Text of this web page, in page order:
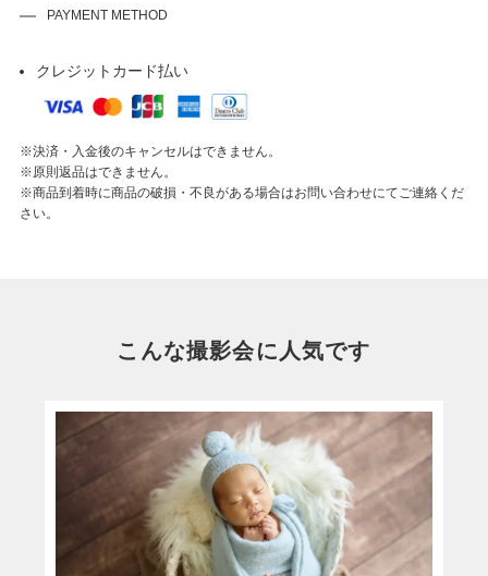
PAYMENT METHOD
クレジットカード払い
※決済・入金後のキャンセルはできません。
※原則返品はできません。
※商品到着時に商品の破損・不良がある場合はお問い合わせにてご連絡くだ
さい。
こんな撮影会に人気です